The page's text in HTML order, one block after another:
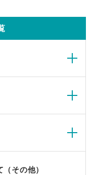
その他）